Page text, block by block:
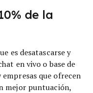
de la
es desatascarse y
en vivo o base de
que ofrecen
mejor puntuación,